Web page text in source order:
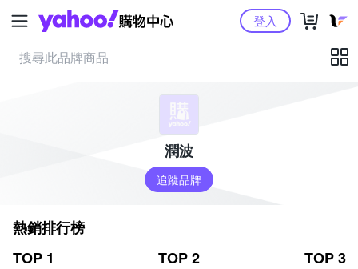
Yahoo購物中心登入
潤波
追蹤品牌
熱銷排行榜
TOP 1
TOP 2 TOP 3